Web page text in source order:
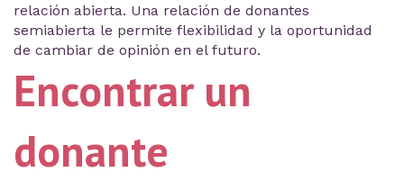
relación abierta. Una relación de donantes
semiabierta le permite flexibilidad y la oportunidad
de cambiar de opinión en el futuro.
Encontrar un
donante